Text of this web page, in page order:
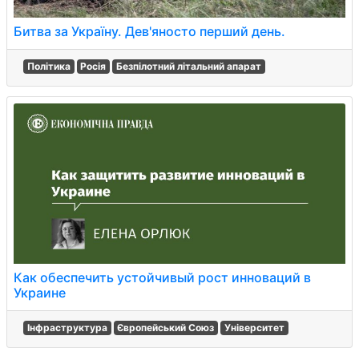
Битва за Україну. Дев'яносто перший день.
Політика Росія Безпілотний літальний апарат
Как обеспечить устойчивый рост инноваций в
Украине
Інфраструктура Європейський Союз Університет